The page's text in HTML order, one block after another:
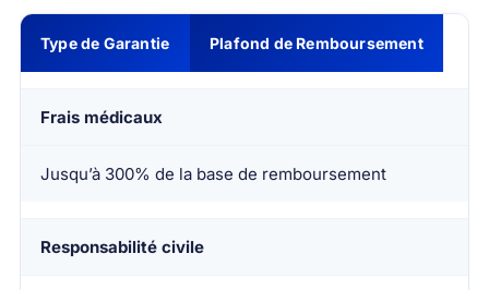
Type de Garantie Plafond de Remboursement
Frais médicaux
Jusqu’à 300% de la base de remboursement
Responsabilité civile